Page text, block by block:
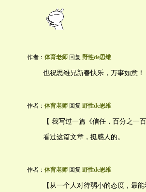
作者： 体育老师 回复 野性de思维
也祝思维兄新春快乐，万事如意！
作者： 体育老师 回复 野性de思维
【 我写过一篇《信任，百分之一
看过这篇文章，挺感人的。
作者： 体育老师 回复 野性de思维
【从一个人对待弱小的态度，最